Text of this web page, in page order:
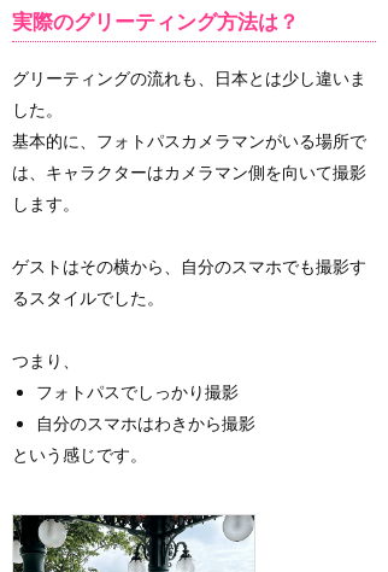
実際のグリーティング方法は？
グリーティングの流れも、日本とは少し違いま
した。
基本的に、フォトパスカメラマンがいる場所で
は、キャラクターはカメラマン側を向いて撮影
します。
ゲストはその横から、自分のスマホでも撮影す
るスタイルでした。
つまり、
フォトパスでしっかり撮影
自分のスマホはわきから撮影
という感じです。